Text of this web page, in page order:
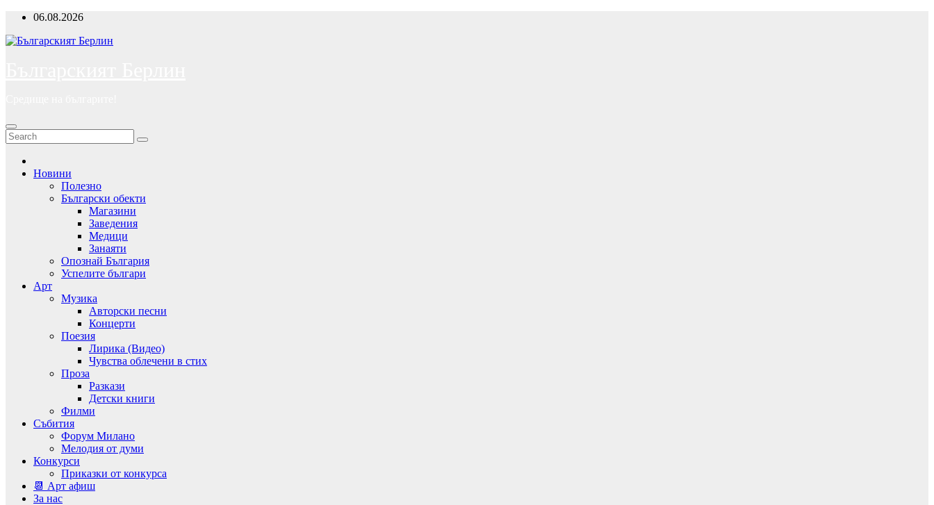
Skip
content
06.08.2026
Новини
Полезно
Български обекти
Магазини
Заведения
Медици
Занаяти
Опознай България
Успелите българи
Арт
Музика
Авторски песни
Концерти
Поезия
Лирика (Видео)
Чувства облечени в стих
Проза
Разкази
Детски книги
Филми
Събития
Форум Милано
Мелодия от думи
Конкурси
Приказки от конкурса
📆 Арт афиш
За нас